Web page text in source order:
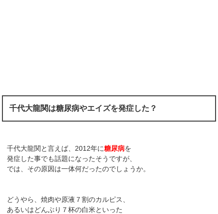
千代大龍関は糖尿病やエイズを発症した？
千代大龍関と言えば、2012年に糖尿病を
発症した事でも話題になったそうですが、
では、その原因は一体何だったのでしょうか。
どうやら、焼肉や原液７割のカルピス、
あるいはどんぶり７杯の白米といった